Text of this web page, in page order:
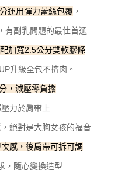
運用彈力蕾絲包覆 ，
有副乳問題的最佳首選
加寬2.5公分雙軟膠條
升級全包不擠肉。
，減壓零負擔
力於肩帶上
絕對是大胸女孩的福音
感，後肩帶可拆可調
，隨心變換造型